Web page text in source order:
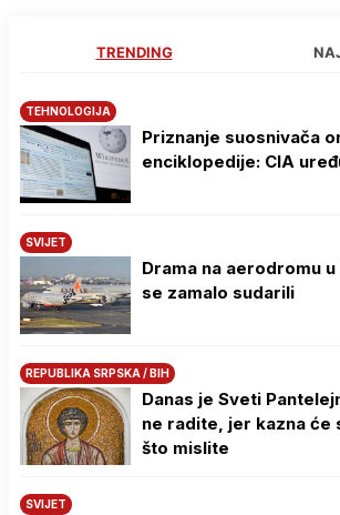
TRENDING
TEHNOLOGIJA
Priznanje suosnivača
enciklopedije: CIA
SVIJET
Drama na aerodromu
se zamalo sudarili
REPUBLIKA SRPSKA / BIH
Danas je Sveti
ne radite, jer kazna će
što mislite
SVIJET